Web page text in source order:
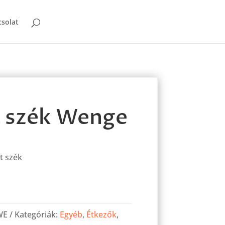
Wenge
szék
Kategóriák: Egyéb, Étkezők,